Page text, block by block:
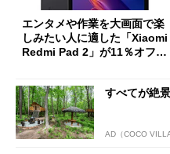
エンタメや作業を大画面で楽
しみたい人に適した「Xiaomi
Redmi Pad 2」が11％オフの
すべてが絶
AD（COCO